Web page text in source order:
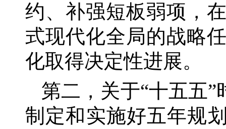
约、补强短板弱项，
式现代化全局的战略
化取得决定性进展。
第二，关于“十五五
制定和实施好五年规